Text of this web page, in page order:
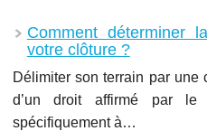
Comment déterminer
votre clôture ?
Délimiter son terrain par une
d’un droit affirmé par le
spécifiquement à…